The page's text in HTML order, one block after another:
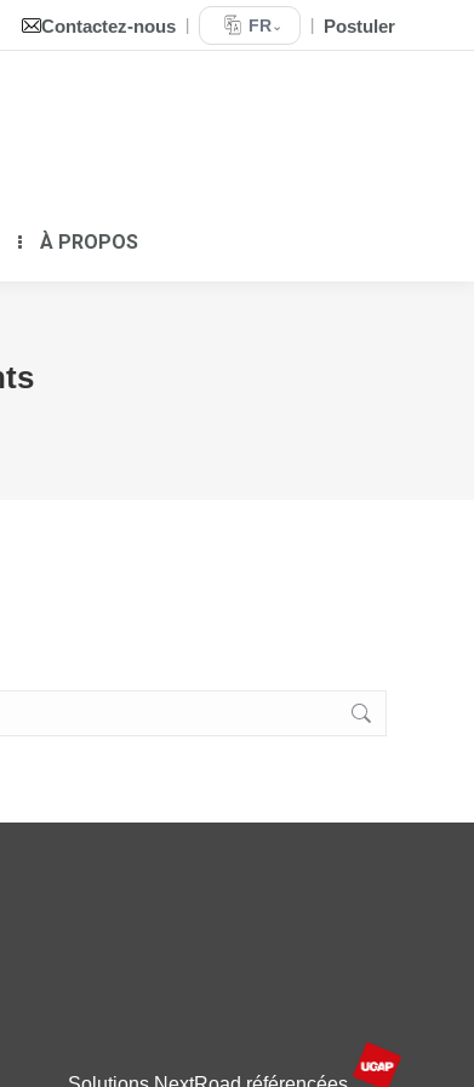
Contactez-nous FR⌄ Postuler
À PROPOS
BIBLIOTHÈQUE À PROPOS